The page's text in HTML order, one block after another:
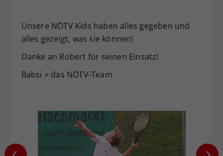
Unsere NÖTV Kids haben alles gegeben und
alles gezeigt, was sie können!
Danke an Robert für seinen Einsatz!
Babsi + das NÖTV-Team